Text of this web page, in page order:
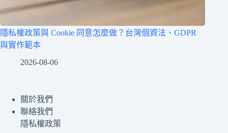
隱私權政策與 Cookie 同意怎麼做？台灣個資法、GDPR
與實作範本
2026-08-06
關於我們
聯絡我們
隱私權政策